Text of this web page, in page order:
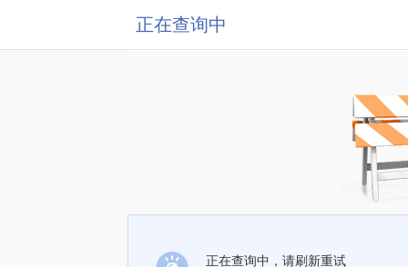
正在查询中
正在查询中，请刷新重试